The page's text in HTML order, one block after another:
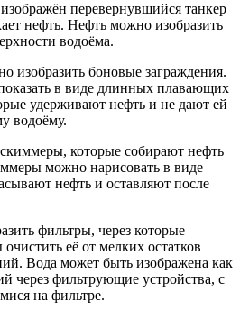
перевернувшийся танкер
нефть. Нефть можно изобразить
водоёма.
изобразить боновые заграждения.
в виде длинных плавающих
удерживают нефть и не дают ей
водоёму.
которые собирают нефть
можно нарисовать в виде
нефть и оставляют после
фильтры, через которые
её от мелких остатков
Вода может быть изображена как
через фильтрующие устройства, с
на фильтре.